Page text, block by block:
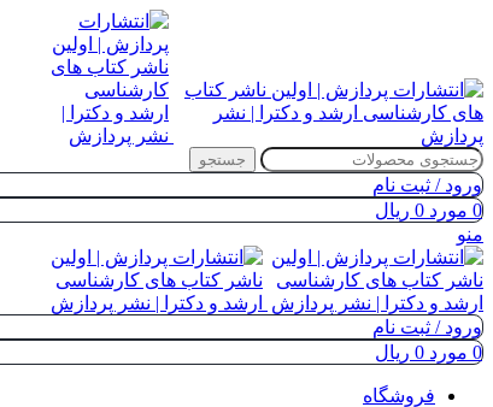
جستجو
ورود / ثبت نام
0 مورد 0 ریال
منو
ورود / ثبت نام
0 مورد 0 ریال
فروشگاه